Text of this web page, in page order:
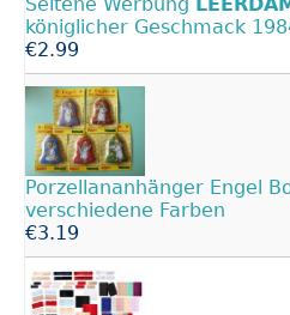
königlicher Geschmack
€2.99
Porzellananhänger Engel
verschiedene Farben
€3.19